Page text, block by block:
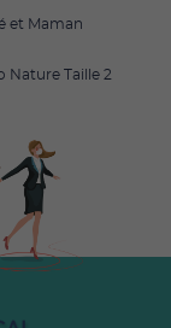
et Maman
Nature Taille 2